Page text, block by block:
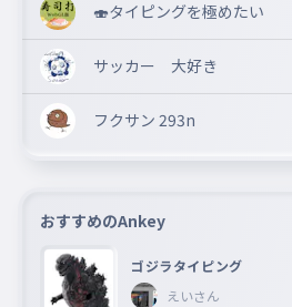
079 りゃ
りゃ
080 りゅ
🍣タイピングを極めたい
サッカー 大好き
フクサン 293n
おすすめのAnkey
ゴジラタイピング
えいさん